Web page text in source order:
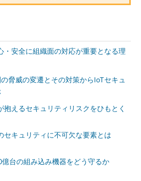
・安全に組織面の対応が重要となる理
脅威の変遷とその対策からIoTセキュ
抱えるセキュリティリスクをひもとく
セキュリティに不可欠な要素とは
億台の組み込み機器をどう守るか